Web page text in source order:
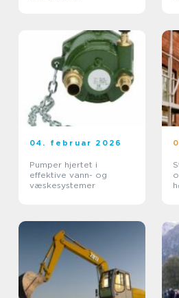
04. februar 2026
Pumper hjertet i
effektive vann- og
væskesystemer